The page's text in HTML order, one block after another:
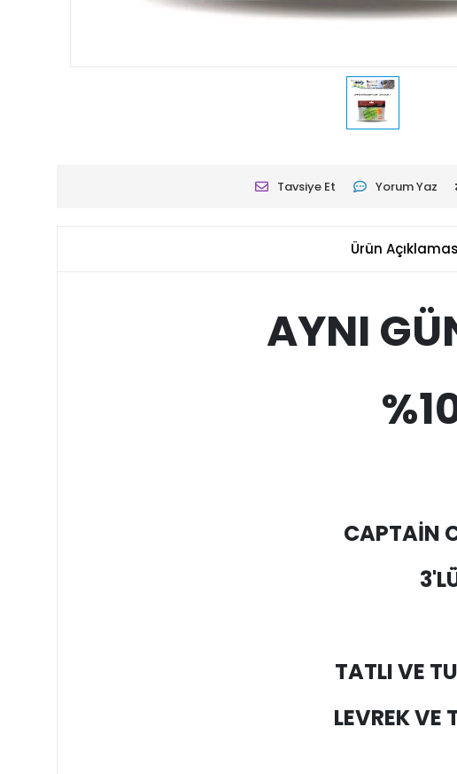
Tavsiye Et Yorum Yaz
Ürün
AYNI
CAPTAİN
TATLI VE
LEVREK